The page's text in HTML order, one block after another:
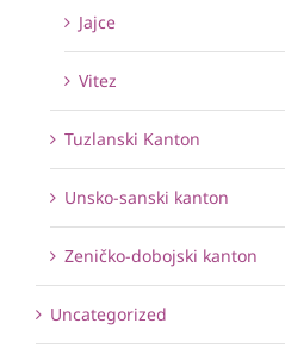
Jajce
Vitez
Tuzlanski Kanton
Unsko-sanski kanton
Zeničko-dobojski kanton
Uncategorized